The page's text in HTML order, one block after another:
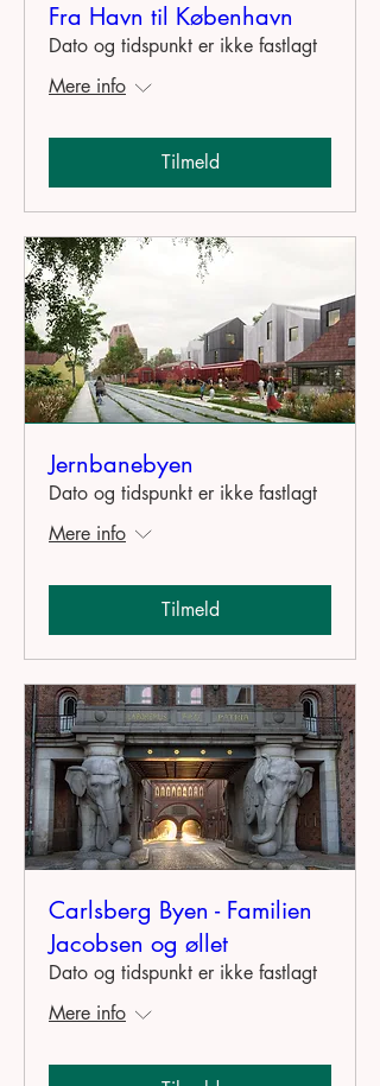
Fra Havn til København
Dato og tidspunkt er ikke fastlagt
Mere info
Tilmeld
Jernbanebyen
Dato og tidspunkt er ikke fastlagt
Mere info
Tilmeld
Carlsberg Byen - Familien
Jacobsen og øllet
Dato og tidspunkt er ikke fastlagt
Mere info